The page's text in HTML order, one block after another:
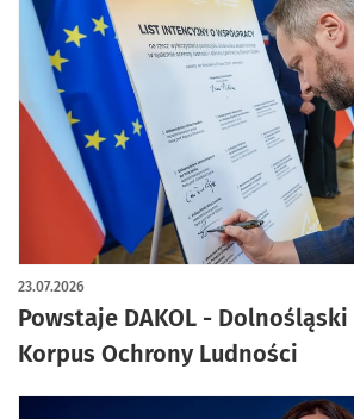
Powstaje DAKOL -
Korpus Ochrony Ludności
23.07.2026
artykuł z galerią zdjęć